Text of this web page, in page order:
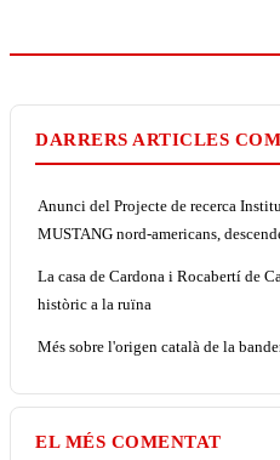
DARRERS ARTICLES
Anunci del Projecte de recerca
MUSTANG nord-americans,
La casa de Cardona i Rocabertí de
històric a la ruïna
Més sobre l'origen català de la
EL MÉS COMENTAT